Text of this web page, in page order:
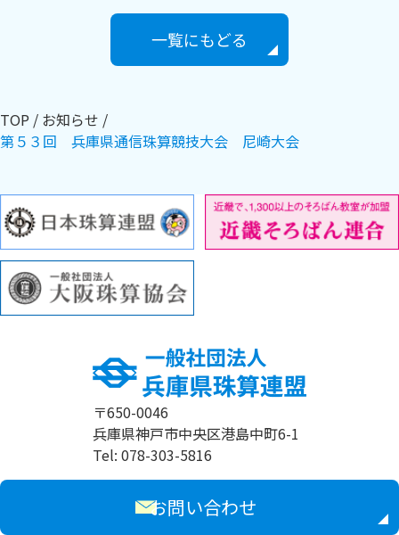
一覧にもどる
TOP
お知らせ
第５３回 兵庫県通信珠算競技大会 尼崎大会
〒650-0046
兵庫県神戸市中央区港島中町6-1
Tel: 078-303-5816
お問い合わせ